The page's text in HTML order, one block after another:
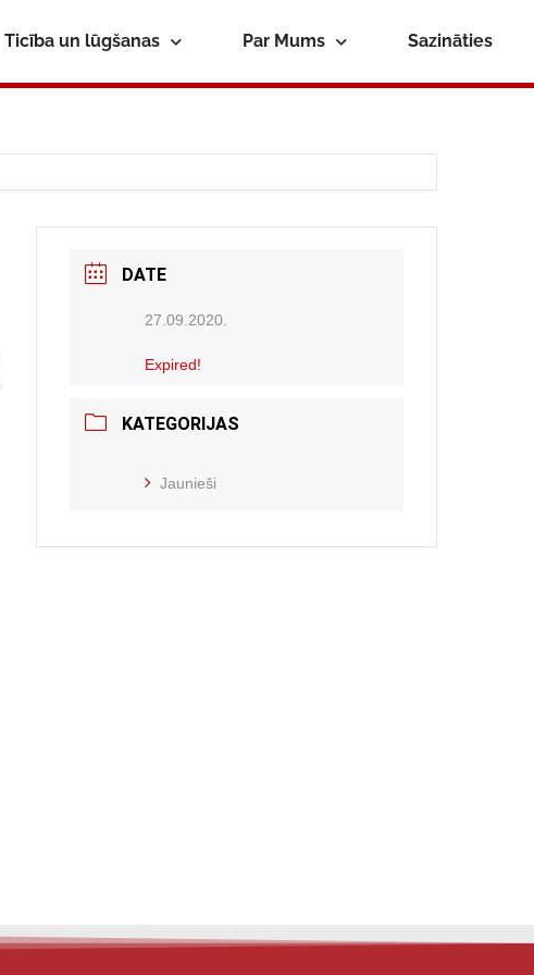
Ticība un lūgšanas Par Mums Sazināties
DATE
27.09.2020.
Expired!
KATEGORIJAS
Jaunieši